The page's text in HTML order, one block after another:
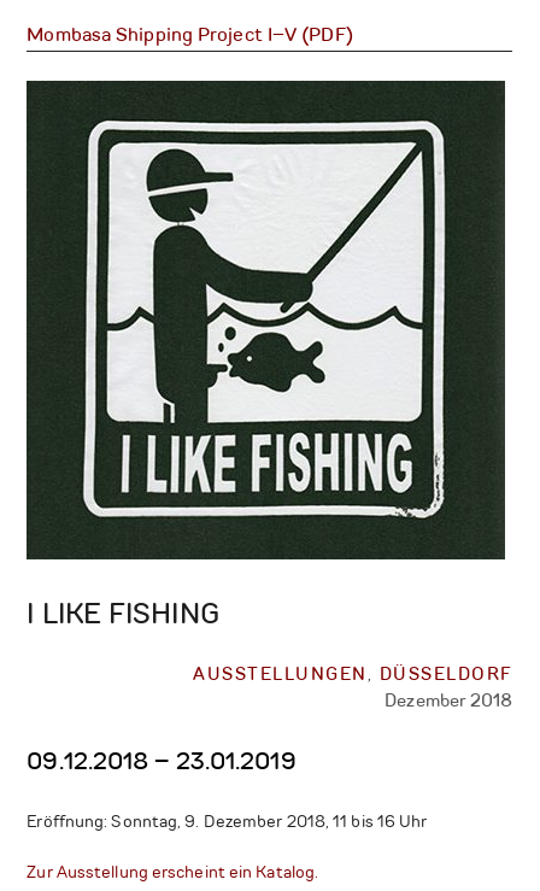
Mombasa Shipping Project I–V (PDF)
I LIKE FISHING
AUSSTELLUNGEN
DÜSSELDORF
Dezember 2018
09.12.2018 – 23.01.2019
Eröffnung: Sonntag, 9. Dezember 2018, 11 bis 16 Uhr
Zur Ausstellung erscheint ein Katalog.